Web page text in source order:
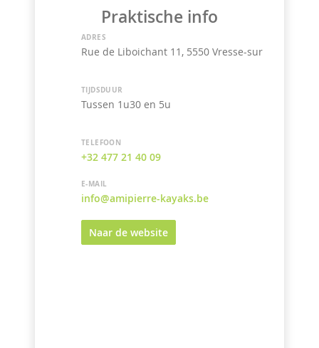
Praktische info
ADRES
Rue de Liboichant 11, 5550 Vresse-sur-Semois
TIJDSDUUR
Tussen 1u30 en 5u
TELEFOON
+32 477 21 40 09
E-MAIL
info@amipierre-kayaks.be
Naar de website